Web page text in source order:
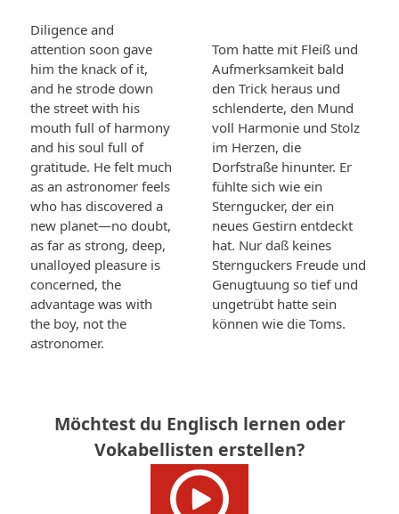
Diligence and
attention soon gave
him the knack of it,
and he strode down
the street with his
mouth full of harmony
and his soul full of
gratitude. He felt much
as an astronomer feels
who has discovered a
new planet—no doubt,
as far as strong, deep,
unalloyed pleasure is
concerned, the
advantage was with
the boy, not the
astronomer.
Tom hatte mit Fleiß und
Aufmerksamkeit bald
den Trick heraus und
schlenderte, den Mund
voll Harmonie und Stolz
im Herzen, die
Dorfstraße hinunter. Er
fühlte sich wie ein
Sterngucker, der ein
neues Gestirn entdeckt
hat. Nur daß keines
Sternguckers Freude und
Genugtuung so tief und
ungetrübt hatte sein
können wie die Toms.
Möchtest du Englisch lernen oder
Vokabellisten erstellen?